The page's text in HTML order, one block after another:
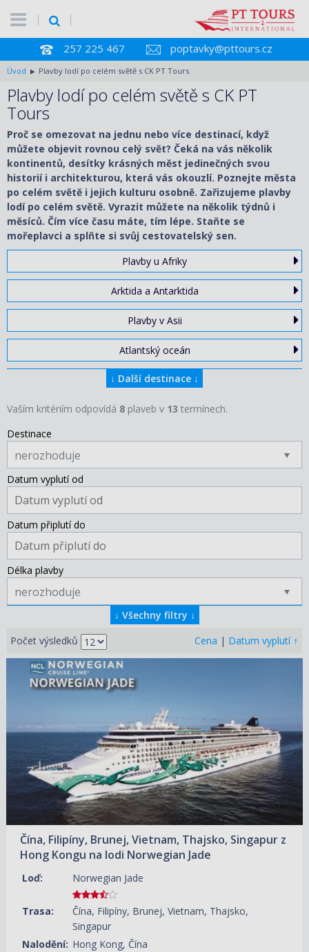
257 225 467 poptavky@pttours.cz
Úvod Plavby lodí po celém světě s CK PT Tours
Plavby lodí po celém světě s CK PT
Tours
Proč se omezovat na jednu nebo více destinací, když
můžete objevit rovnou celý svět? Čeká na vás několik
kontinentů, desítky krásných měst jedinečných svou
historií i architekturou, která vás okouzlí. Poznejte města
po celém světě i jejich kulturu osobně. Zařizujeme plavby
lodí po celém světě. Vyrazit můžete na několik týdnů i
měsíců. Čím více času máte, tím lépe. Staňte se
mořeplavci a splňte si svůj cestovatelský sen.
Plavby u Afriky
Arktida a Antarktida
Plavby v Asii
Atlantský oceán
↓ Další destinace ↓
Vaším kritériím odpovídá 8 plaveb v 13 termínech.
Destinace
nerozhoduje
Datum vyplutí od
Datum připlutí do
Délka plavby
nerozhoduje
↓ Všechny filtry ↓
Cena | Datum vyplutí ↑
Počet výsledků
Čína, Filipíny, Brunej, Vietnam, Thajsko, Singapur z
Hong Kongu na lodi Norwegian Jade
Loď: Norwegian Jade
Trasa:
Čína, Filipíny, Brunej, Vietnam, Thajsko,
Singapur
Nalodění: Hong Kong, Čína
09.12.2026 – 23.12.2026